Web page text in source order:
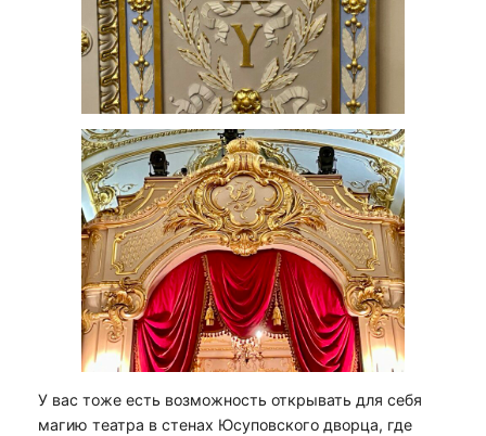
У вас тоже есть возможность открывать для себя
магию театра в стенах Юсуповского дворца, где